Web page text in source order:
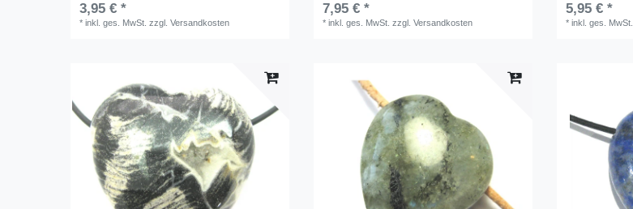
3,95 € *
*inkl. ges. MwSt. zzgl.Versandkosten
7,95 € *
*inkl. ges. MwSt. zzgl.Versandkosten
5,95 € *
*inkl. ges. MwSt.